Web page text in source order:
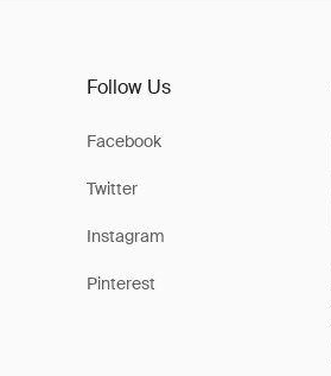
Follow Us
Facebook
Twitter
Instagram
Pinterest